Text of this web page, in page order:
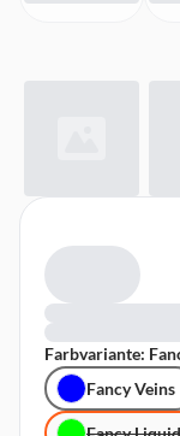
Farbvariante:
Fancy Veins